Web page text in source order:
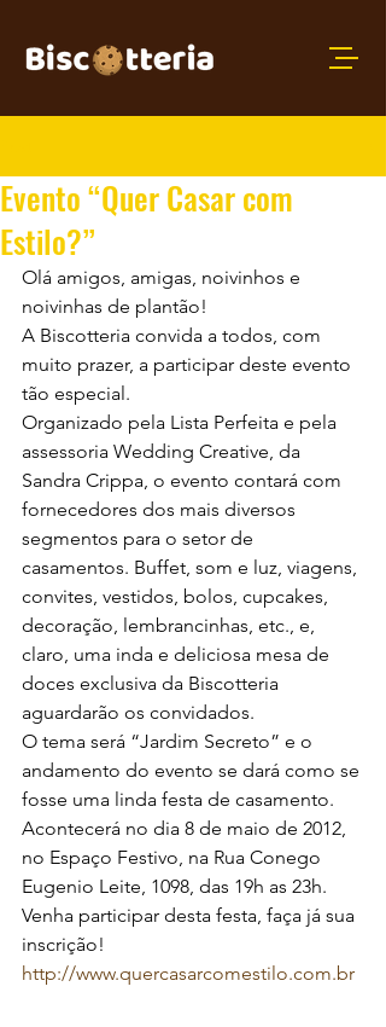
Evento “Quer Casar com
Estilo?”
Olá amigos, amigas, noivinhos e
noivinhas de plantão!
A Biscotteria convida a todos, com
muito prazer, a participar deste evento
tão especial.
Organizado pela Lista Perfeita e pela
assessoria Wedding Creative, da
Sandra Crippa, o evento contará com
fornecedores dos mais diversos
segmentos para o setor de
casamentos. Buffet, som e luz, viagens,
convites, vestidos, bolos, cupcakes,
decoração, lembrancinhas, etc., e,
claro, uma inda e deliciosa mesa de
doces exclusiva da Biscotteria
aguardarão os convidados.
O tema será “Jardim Secreto” e o
andamento do evento se dará como se
fosse uma linda festa de casamento.
Acontecerá no dia 8 de maio de 2012,
no Espaço Festivo, na Rua Conego
Eugenio Leite, 1098, das 19h as 23h.
Venha participar desta festa, faça já sua
inscrição!
http://www.quercasarcomestilo.com.br